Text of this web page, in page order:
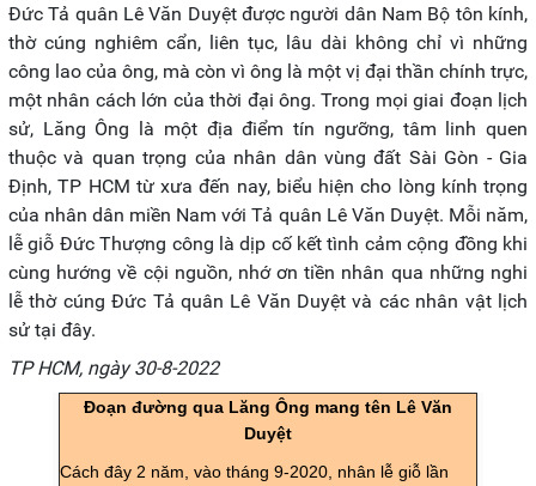
Đức Tả quân Lê Văn Duyệt được người dân Nam Bộ tôn kính,
thờ cúng nghiêm cẩn, liên tục, lâu dài không chỉ vì những
công lao của ông, mà còn vì ông là một vị đại thần chính trực,
một nhân cách lớn của thời đại ông. Trong mọi giai đoạn lịch
sử, Lăng Ông là một địa điểm tín ngưỡng, tâm linh quen
thuộc và quan trọng của nhân dân vùng đất Sài Gòn - Gia
Định, TP HCM từ xưa đến nay, biểu hiện cho lòng kính trọng
của nhân dân miền Nam với Tả quân Lê Văn Duyệt. Mỗi năm,
lễ giỗ Đức Thượng công là dịp cố kết tình cảm cộng đồng khi
cùng hướng về cội nguồn, nhớ ơn tiền nhân qua những nghi
lễ thờ cúng Đức Tả quân Lê Văn Duyệt và các nhân vật lịch
sử tại đây.
TP HCM, ngày 30-8-2022
Đoạn đường qua Lăng Ông mang tên Lê Văn
Duyệt
Cách đây 2 năm, vào tháng 9-2020, nhân lễ giỗ lần